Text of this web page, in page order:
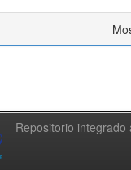
Repositorio